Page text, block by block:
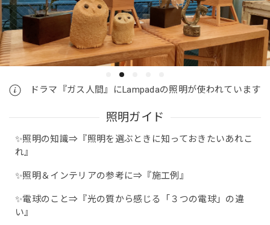
ドラマ『ガス人間』にLampadaの照明が使われています
照明ガイド
✨照明の知識⇒『照明を選ぶときに知っておきたいあれこ
れ』
✨照明＆インテリアの参考に⇒『施工例』
✨電球のこと⇒『光の質から感じる「３つの電球」の違
い』